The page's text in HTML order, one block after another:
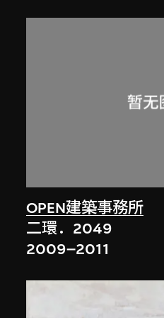
OPEN建築事務所
二環．2049
2009–2011